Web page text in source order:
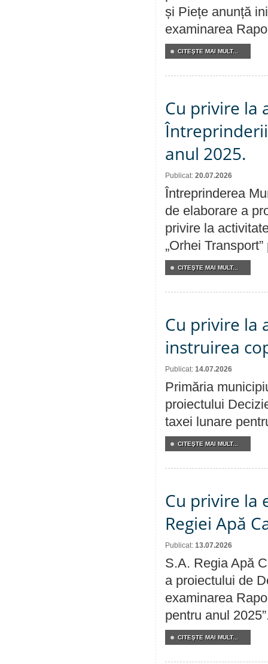
și Piețe anunță
examinarea
CITEŞTE MAI MULT...
Cu privire la
anul 2025.
Publicat: 20.07.2026
Întreprinderea
de elaborare a
privire la
„Orhei
CITEŞTE MAI MULT...
Cu privire la
instruirea
Publicat: 14.07.2026
Primăria
proiectului
taxei lunare
CITEŞTE MAI MULT...
Cu privire la
Regiei Apă
Publicat: 13.07.2026
S.A. Regia Apă
a proiectului de
examinarea
pentru anul
CITEŞTE MAI MULT...